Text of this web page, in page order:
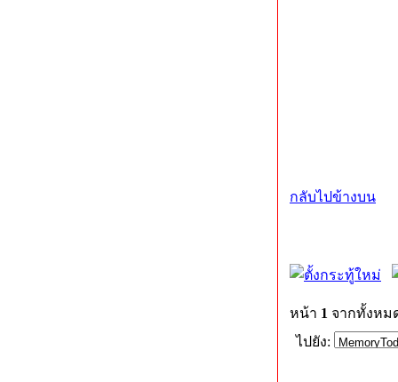
กลับไปข้างบน
หน้า 1 จากทั้งห
ไปยัง: